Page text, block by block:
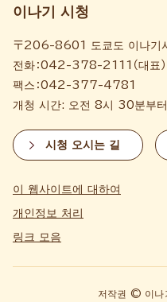
이나기 시청
〒206-8601 도쿄도 이나기
전화：042-378-2111（대표）
팩스：042-377-4781
개청 시간: 오전 8시 30분부
시청 오시는 길
이 웹사이트에 대하여
개인정보 처리
링크 모음
저작권 © 이나